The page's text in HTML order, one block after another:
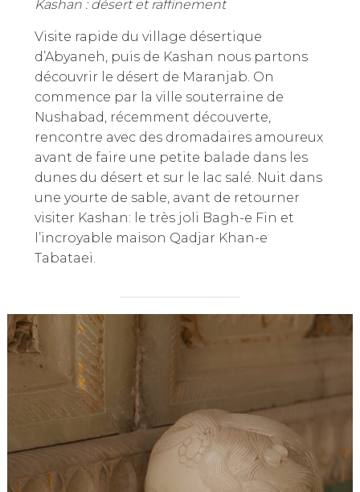
Kashan : désert et raffinement
Visite rapide du village désertique
d’Abyaneh, puis de Kashan nous partons
découvrir le désert de Maranjab. On
commence par la ville souterraine de
Nushabad, récemment découverte,
rencontre avec des dromadaires amoureux
avant de faire une petite balade dans les
dunes du désert et sur le lac salé. Nuit dans
une yourte de sable, avant de retourner
visiter Kashan: le très joli Bagh-e Fin et
l’incroyable maison Qadjar Khan-e
Tabataei.